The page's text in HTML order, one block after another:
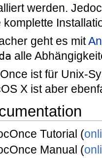
werden.
komplette
geht es mit
alle
ist für Unix-
X ist aber
Tutorial (
Manual (